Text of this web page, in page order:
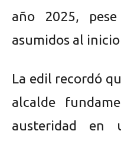
año 2025,
asumidos al
La edil recordó
alcalde
austeridad en